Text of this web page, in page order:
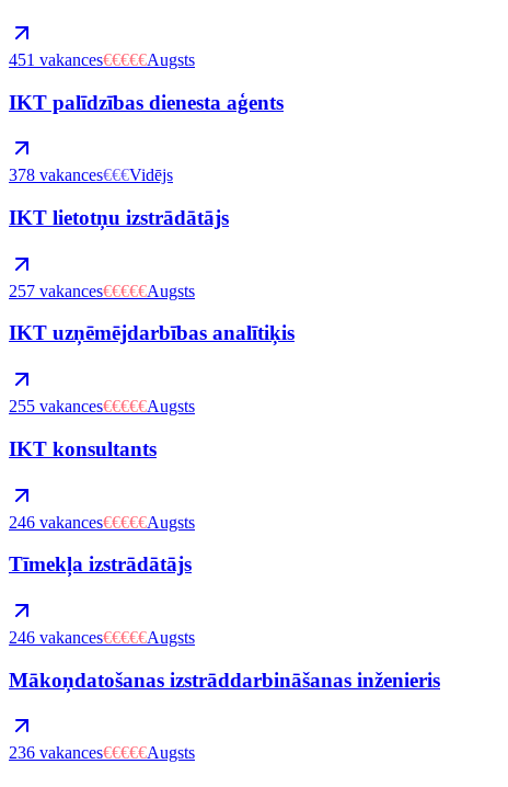
451 vakances€€€€€Augsts
IKT palīdzības dienesta aģents
378 vakances€€€Vidējs
IKT lietotņu izstrādātājs
257 vakances€€€€€Augsts
IKT uzņēmējdarbības analītiķis
255 vakances€€€€€Augsts
IKT konsultants
246 vakances€€€€€Augsts
Tīmekļa izstrādātājs
246 vakances€€€€€Augsts
Mākoņdatošanas izstrāddarbināšanas inženieris
236 vakances€€€€€Augsts